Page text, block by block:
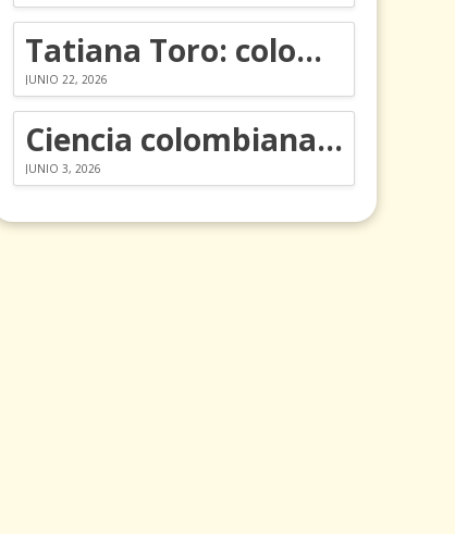
Tatiana Toro: colombiana que cambió la historia de las matemáticas
JUNIO 22, 2026
Ciencia colombiana en la revolución de los órganos en chips
JUNIO 3, 2026